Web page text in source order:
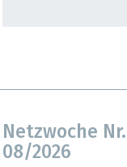
Netzwoche Nr.
08/2026